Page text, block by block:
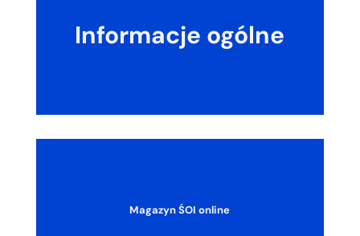
Informacje ogólne
Magazyn ŚOI online